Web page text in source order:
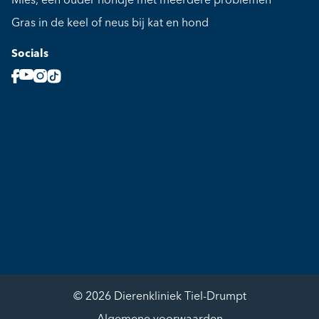
Gras in de keel of neus bij kat en hond
Socials
© 2026 Dierenkliniek Tiel-Drumpt